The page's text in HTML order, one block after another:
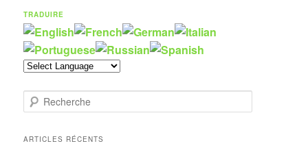
TRADUIRE
e
h
ARTICLES RÉCENTS